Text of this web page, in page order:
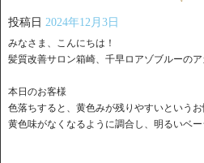
投稿日 2024年12月3日
みなさま、こんにちは！
髪質改善サロン箱崎、千早ロアゾブルーのア
本日のお客様
色落ちすると、黄色みが残りやすいというお
黄色味がなくなるように調合し、明るいベ